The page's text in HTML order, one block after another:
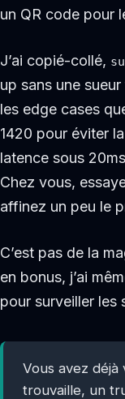
un QR code pour
J’ai copié-collé,
up sans une
les edge cases
1420 pour éviter
latence sous
Chez vous,
affinez un peu le
C’est pas de la
en bonus, j’ai
pour surveiller les
Vous avez
trouvaille, un